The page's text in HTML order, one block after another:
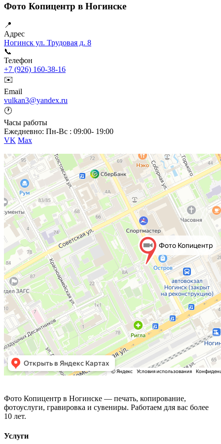
Фото Копицентр в Ногинске
📍
Адрес
Ногинск ул. Трудовая д. 8
📞
Телефон
+7 (926) 160-38-16
✉️
Email
vulkan3@yandex.ru
🕐
Часы работы
Ежедневно: Пн-Вс : 09:00- 19:00
VK Max
Фото Копицентр в Ногинске — печать, копирование,
фотоуслуги, гравировка и сувениры. Работаем для вас более
10 лет.
Услуги